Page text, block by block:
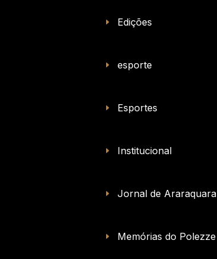
Edições
esporte
Esportes
Institucional
Jornal de Araraquara
Memórias do Polezze